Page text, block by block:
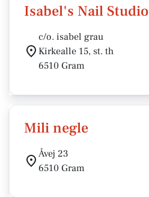
Isabel's Nail Studio
c/o. isabel grau
Kirkealle 15, st. th
6510 Gram
Mili negle
Åvej 23
6510 Gram